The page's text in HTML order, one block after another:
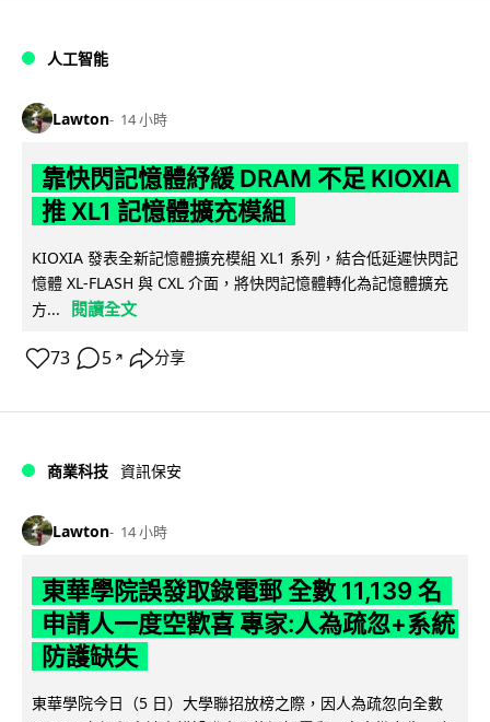
人工智能
Lawton 14 小時
靠快閃記憶體紓緩 DRAM 不足 KIOXIA
推 XL1 記憶體擴充模組
KIOXIA 發表全新記憶體擴充模組 XL1 系列，結合低延遲快閃記
憶體 XL-FLASH 與 CXL 介面，將快閃記憶體轉化為記憶體擴充
方...
閱讀全文
73 5 ↗ 分享
商業科技 資訊保安
Lawton 14 小時
東華學院誤發取錄電郵 全數 11,139 名
申請人一度空歡喜 專家:人為疏忽+系統
防護缺失
東華學院今日（5 日）大學聯招放榜之際，因人為疏忽向全數